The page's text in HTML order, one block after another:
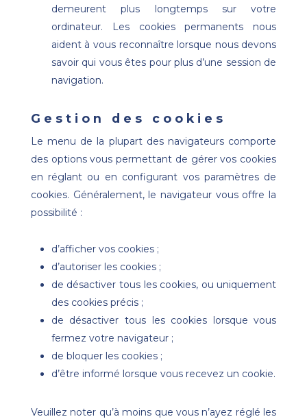
demeurent plus longtemps sur votre
ordinateur. Les cookies permanents nous
aident à vous reconnaître lorsque nous devons
savoir qui vous êtes pour plus d’une session de
navigation.
Gestion des cookies
Le menu de la plupart des navigateurs comporte
des options vous permettant de gérer vos cookies
en réglant ou en configurant vos paramètres de
cookies. Généralement, le navigateur vous offre la
possibilité :
d’afficher vos cookies ;
d’autoriser les cookies ;
de désactiver tous les cookies, ou uniquement
des cookies précis ;
de désactiver tous les cookies lorsque vous
fermez votre navigateur ;
de bloquer les cookies ;
d’être informé lorsque vous recevez un cookie.
Veuillez noter qu’à moins que vous n’ayez réglé les